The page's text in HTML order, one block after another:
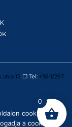
utca 12. ❒ Tel: +36-1/297-
0
cookie-kat
a cookie-k